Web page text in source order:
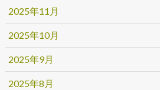
2025年11月
2025年10月
2025年9月
2025年8月